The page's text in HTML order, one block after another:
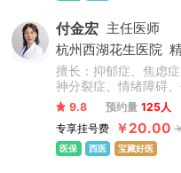
付金宏 主任医师
杭州西湖花生医院
擅长：抑郁症、焦虑
神分裂症、情绪障碍
思维障碍、孤独症谱
神发育迟滞、学习困
9.8 预约量 125人
专享挂号费
￥20.00
医保 西医 宝藏好医